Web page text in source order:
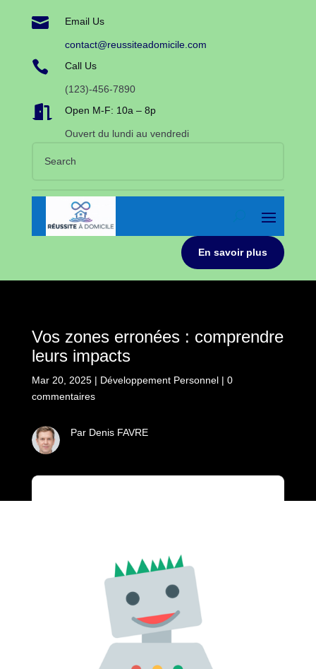
 Email Us
contact@reussiteadomicile.com
 Call Us
(123)-456-7890
 Open M-F: 10a – 8p
Ouvert du lundi au vendredi
En savoir plus
Vos zones erronées : comprendre
leurs impacts
Mar 20, 2025| Développement Personnel| 0
commentaires
Par Denis FAVRE